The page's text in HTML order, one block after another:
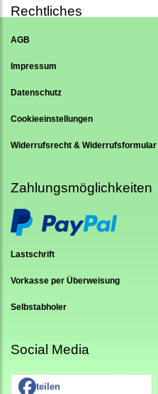
Rechtliches
AGB
Impressum
Datenschutz
Cookieeinstellungen
Widerrufsrecht & Widerrufsformular
Zahlungsmöglichkeiten
Lastschrift
Vorkasse per Überweisung
Selbstabholer
Social Media
teilen